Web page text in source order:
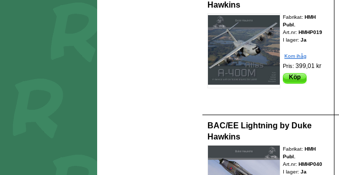
Hawkins
Fabrikat:HMH
Publ.
Art.nr:HMHP019
I lager: Ja
Kom ihåg
Pris:399,01 kr
Köp
BAC/EE Lightning by Duke
Hawkins
Fabrikat:HMH
Publ.
Art.nr:HMHP040
I lager: Ja